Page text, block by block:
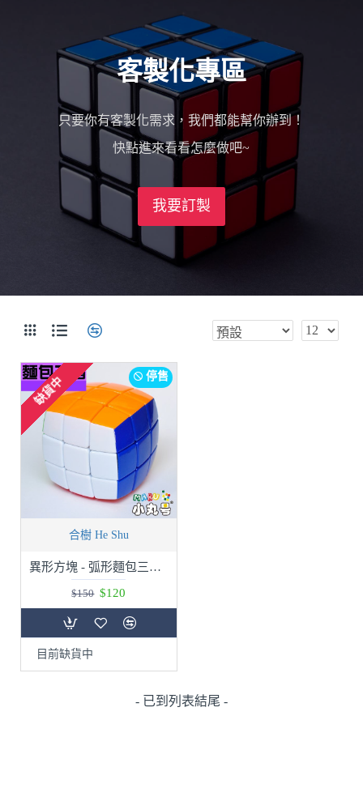
客製化專區
只要你有客製化需求，我們都能幫你辦到！
快點進來看看怎麼做吧~
我要訂製
停售
缺貨中
合樹 He Shu
異形方塊 - 弧形麵包三階 - 六色版
$120
$150
目前缺貨中
- 已到列表結尾 -